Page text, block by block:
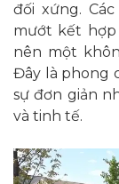
đối xứng.
mướt kết hợp
nên một
Đây là phong
sự đơn giản
và tinh tế.